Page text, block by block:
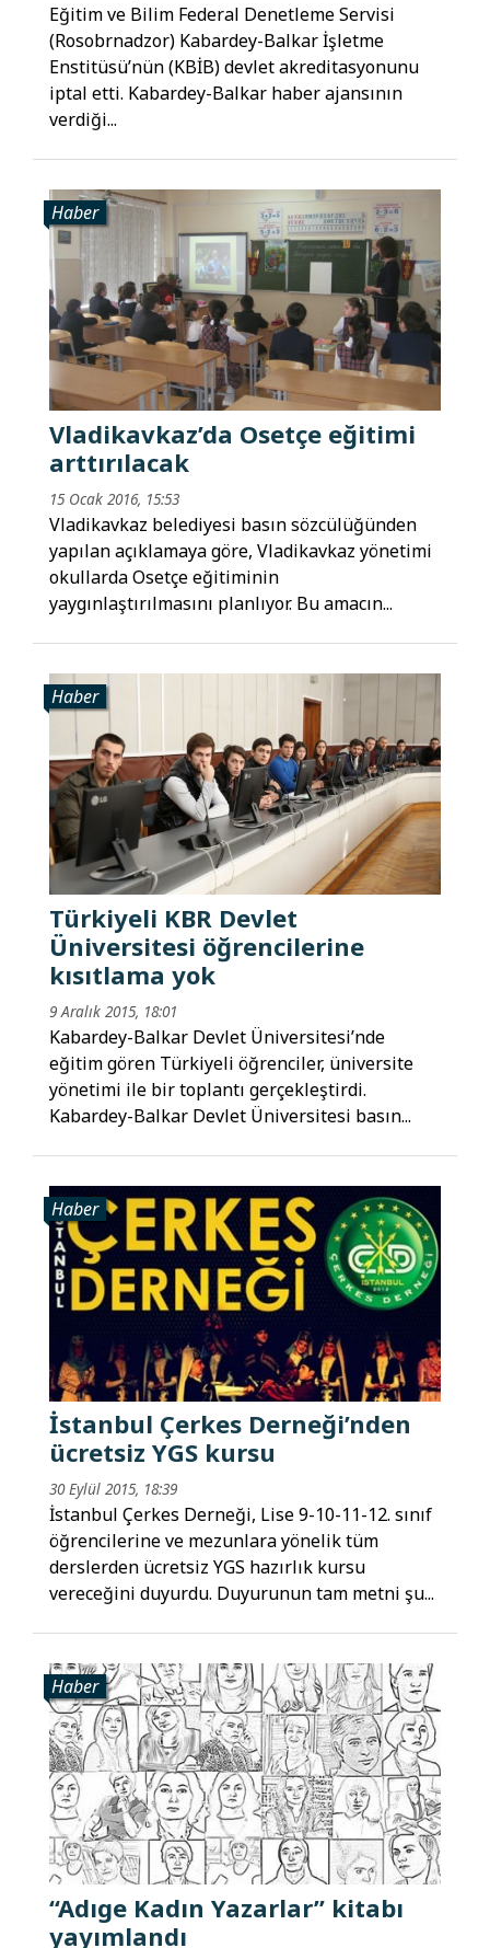
Eğitim ve Bilim Federal Denetleme Servisi
(Rosobrnadzor) Kabardey-Balkar İşletme
Enstitüsü’nün (KBİB) devlet akreditasyonunu
iptal etti. Kabardey-Balkar haber ajansının
verdiği...
Haber
Vladikavkaz’da Osetçe eğitimi
arttırılacak
15 Ocak 2016, 15:53
Vladikavkaz belediyesi basın sözcülüğünden
yapılan açıklamaya göre, Vladikavkaz yönetimi
okullarda Osetçe eğitiminin
yaygınlaştırılmasını planlıyor. Bu amacın...
Haber
Türkiyeli KBR Devlet
Üniversitesi öğrencilerine
kısıtlama yok
9 Aralık 2015, 18:01
Kabardey-Balkar Devlet Üniversitesi’nde
eğitim gören Türkiyeli öğrenciler, üniversite
yönetimi ile bir toplantı gerçekleştirdi.
Kabardey-Balkar Devlet Üniversitesi basın...
Haber
İstanbul Çerkes Derneği’nden
ücretsiz YGS kursu
30 Eylül 2015, 18:39
İstanbul Çerkes Derneği, Lise 9-10-11-12. sınıf
öğrencilerine ve mezunlara yönelik tüm
derslerden ücretsiz YGS hazırlık kursu
vereceğini duyurdu. Duyurunun tam metni şu...
Haber
“Adıge Kadın Yazarlar” kitabı
yayımlandı